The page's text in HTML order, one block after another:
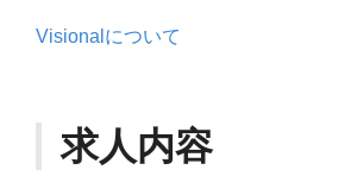
Visionalについて
求人内容